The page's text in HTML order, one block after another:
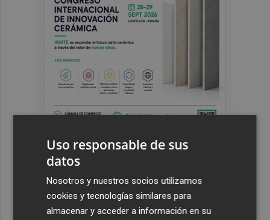
El Hospital del Vinalopó se consolida como referente en
la atención al nacimiento
Uso responsable de sus
datos
Nosotros y nuestros socios utilizamos
cookies y tecnologías similares para
almacenar y acceder a información en su